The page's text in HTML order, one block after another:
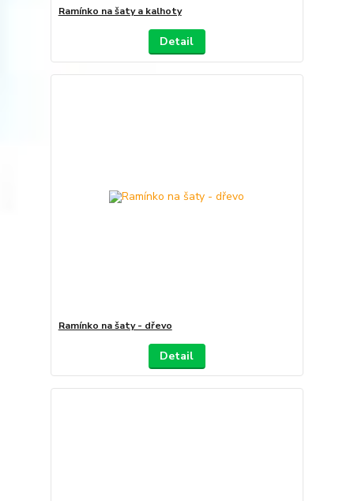
Ramínko na šaty a kalhoty
Detail
Ramínko na šaty - dřevo
Detail